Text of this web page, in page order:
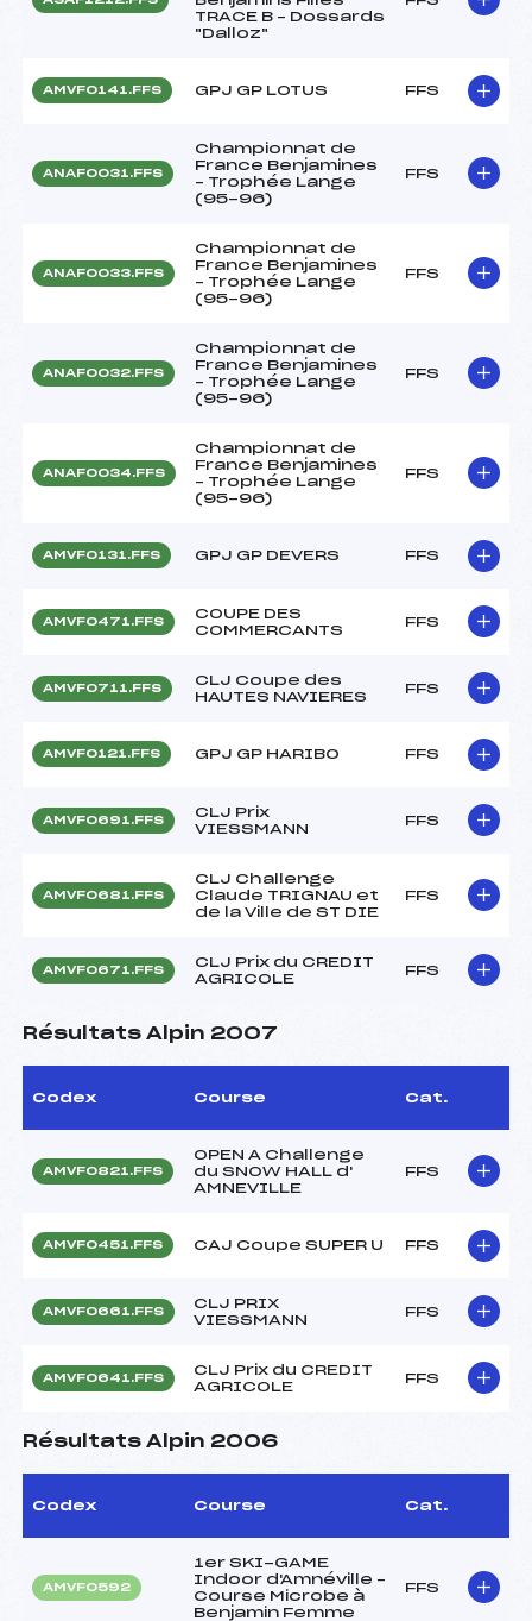
TRACE B – Dossards
"Dalloz"
AMVF0141.FFS GPJ GP LOTUS FFS
ANAF0031.FFS
Championnat de
France Benjamines
– Trophée Lange
(95-96)
FFS
ANAF0033.FFS
Championnat de
France Benjamines
– Trophée Lange
(95-96)
FFS
ANAF0032.FFS
Championnat de
France Benjamines
– Trophée Lange
(95-96)
FFS
ANAF0034.FFS
Championnat de
France Benjamines
– Trophée Lange
(95-96)
FFS
AMVF0131.FFS GPJ GP DEVERS FFS
AMVF0471.FFS
COUPE DES
COMMERCANTS
FFS
AMVF0711.FFS
CLJ Coupe des
HAUTES NAVIERES
FFS
AMVF0121.FFS GPJ GP HARIBO FFS
AMVF0691.FFS
CLJ Prix
VIESSMANN
FFS
AMVF0681.FFS
CLJ Challenge
Claude TRIGNAU et
de la Ville de ST DIE
FFS
AMVF0671.FFS
CLJ Prix du CREDIT
AGRICOLE
FFS
Résultats Alpin 2007
Codex Course Cat.
AMVF0821.FFS
OPEN A Challenge
du SNOW HALL d'
AMNEVILLE
FFS
AMVF0451.FFS CAJ Coupe SUPER U FFS
AMVF0661.FFS
CLJ PRIX
VIESSMANN
FFS
AMVF0641.FFS
CLJ Prix du CREDIT
AGRICOLE
FFS
Résultats Alpin 2006
Codex Course Cat.
AMVF0592
1er SKI-GAME
Indoor d'Amnéville –
Course Microbe à
Benjamin Femme
FFS